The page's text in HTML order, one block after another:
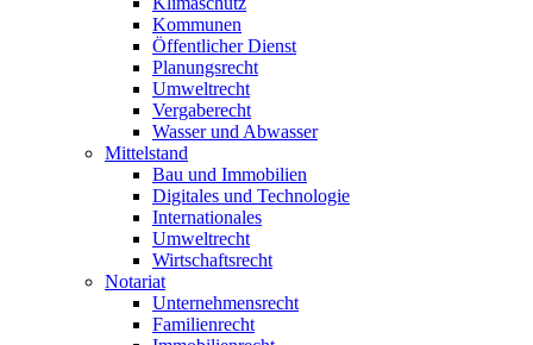
Kommunen
Öffentlicher Dienst
Planungsrecht
Umweltrecht
Vergaberecht
Wasser und Abwasser
Mittelstand
Bau und Immobilien
Digitales und Technologie
Internationales
Umweltrecht
Wirtschaftsrecht
Notariat
Unternehmensrecht
Familienrecht